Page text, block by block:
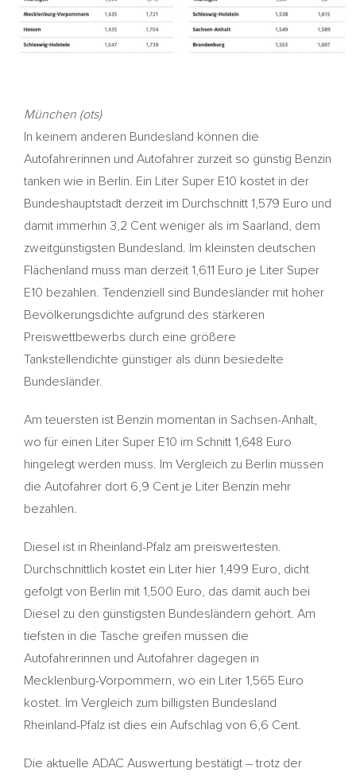
München (ots)
In keinem anderen Bundesland können die
Autofahrerinnen und Autofahrer zurzeit so günstig Benzin
tanken wie in Berlin. Ein Liter Super E10 kostet in der
Bundeshauptstadt derzeit im Durchschnitt 1,579 Euro und
damit immerhin 3,2 Cent weniger als im Saarland, dem
zweitgünstigsten Bundesland. Im kleinsten deutschen
Flächenland muss man derzeit 1,611 Euro je Liter Super
E10 bezahlen. Tendenziell sind Bundesländer mit hoher
Bevölkerungsdichte aufgrund des stärkeren
Preiswettbewerbs durch eine größere
Tankstellendichte günstiger als dünn besiedelte
Bundesländer.
Am teuersten ist Benzin momentan in Sachsen-Anhalt,
wo für einen Liter Super E10 im Schnitt 1,648 Euro
hingelegt werden muss. Im Vergleich zu Berlin müssen
die Autofahrer dort 6,9 Cent je Liter Benzin mehr
bezahlen.
Diesel ist in Rheinland-Pfalz am preiswertesten.
Durchschnittlich kostet ein Liter hier 1,499 Euro, dicht
gefolgt von Berlin mit 1,500 Euro, das damit auch bei
Diesel zu den günstigsten Bundesländern gehört. Am
tiefsten in die Tasche greifen müssen die
Autofahrerinnen und Autofahrer dagegen in
Mecklenburg-Vorpommern, wo ein Liter 1,565 Euro
kostet. Im Vergleich zum billigsten Bundesland
Rheinland-Pfalz ist dies ein Aufschlag von 6,6 Cent.
Die aktuelle ADAC Auswertung bestätigt – trotz der